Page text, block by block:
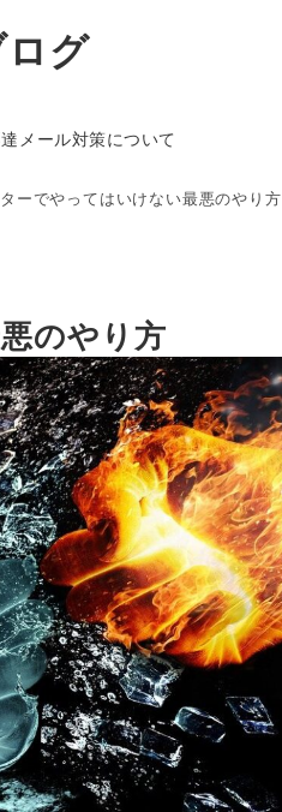
グ
メール対策について
ーでやってはいけない最悪のやり方
のやり方